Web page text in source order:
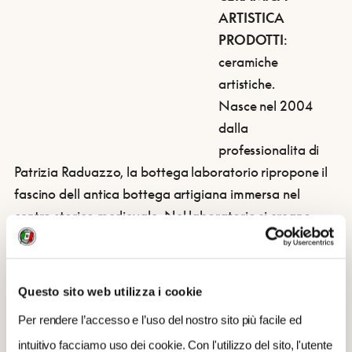
Questo sito web utilizza i cookie
Per rendere l’accesso e l’uso del nostro sito più facile ed
intuitivo facciamo uso dei cookie. Con l'utilizzo del sito, l'utente
ARTISTICA
PRODOTTI:
ceramiche
artistiche.
Nasce nel 2004
dalla
professionalita di
Patrizia Raduazzo, la bottega laboratorio ripropone il
fascino dell antica bottega artigiana immersa nel
centro storico medievale. Nel laboratorio si creano
oggetti che diventano unici per forme e caratteristiche,
ambienti piu moderni.
Leggi la storia di Patrizia e di RaduArt!
PER INFO E ORDINARE I PRODOTTI: